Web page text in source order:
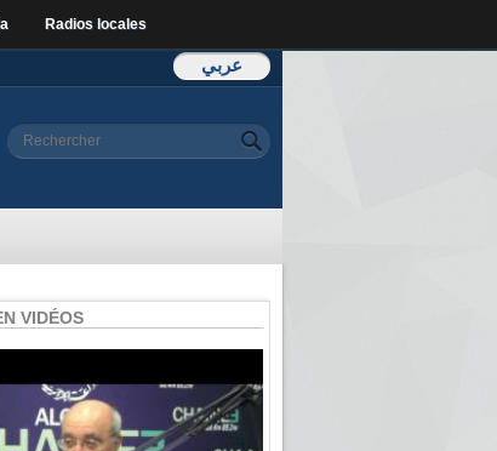
Radios locales
عربي
Formulaire de
Rechercher
VIDÉOS